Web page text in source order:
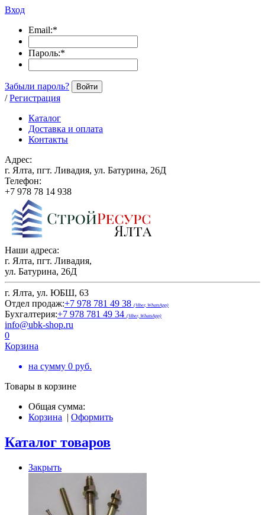
Вход
Email:*
Пароль:*
Забыли пароль? Войти
/ Регистрация
Каталог
Доставка и оплата
Контакты
Адрес:
г. Ялта, пгт. Ливадия, ул. Батурина, 26Д
Телефон:
+7 978 78 14 938
Наши адреса:
г. Ялта, пгт. Ливадия,
ул. Батурина, 26Д
г. Ялта, ул. ЮБШ, 63
Отдел продаж:+7 978 781 49 38 (Viber, WhatsApp)
Бухгалтерия:+7 978 781 49 34 (Viber, WhatsApp)
info@ubk-shop.ru
0
Корзина
на сумму 0 руб.
Товары в корзине
Общая сумма:
Корзина | Оформить
Каталог товаров
Закрыть